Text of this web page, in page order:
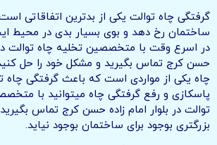
گرفتگی چاه توالت یکی از بدترین اتفاقاتی
ساختمان رخ دهد و بوی بسیار بدی در محیط
در اسرع وقت با متخصصین تخلیه چاه توالت در
حسن کرج تماس بگیرید و مشکل خود را حل
چاه یکی از مواردی است که باعث گرفتگی چاه
پاسکازی و رفع گرفتگی چاه میتوانید با
توالت در بلوار امام زاده حسن کرج تماس
بزرگتری بوجود برای ساختمان بوجود نیاید.